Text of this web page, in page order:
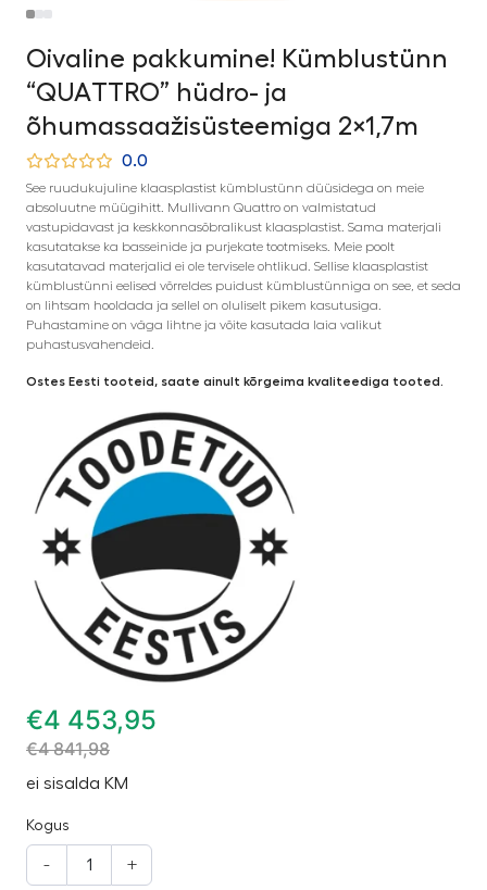
Oivaline pakkumine! Kümblustünn
“QUATTRO” hüdro- ja
õhumassaažisüsteemiga 2×1,7m
0.0
See ruudukujuline klaasplastist kümblustünn düüsidega on meie
absoluutne müügihitt. Mullivann Quattro on valmistatud
vastupidavast ja keskkonnasõbralikust klaasplastist. Sama materjali
kasutatakse ka basseinide ja purjekate tootmiseks. Meie poolt
kasutatavad materjalid ei ole tervisele ohtlikud. Sellise klaasplastist
kümblustünni eelised võrreldes puidust kümblustünniga on see, et seda
on lihtsam hooldada ja sellel on oluliselt pikem kasutusiga.
Puhastamine on väga lihtne ja võite kasutada laia valikut
puhastusvahendeid.
Ostes Eesti tooteid, saate ainult kõrgeima kvaliteediga tooted.
€4 453,95
€4 841,98
ei sisalda KM
Kogus
- +